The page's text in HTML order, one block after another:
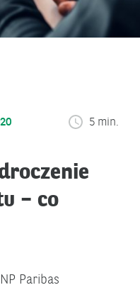
5 min.
– co
Paribas